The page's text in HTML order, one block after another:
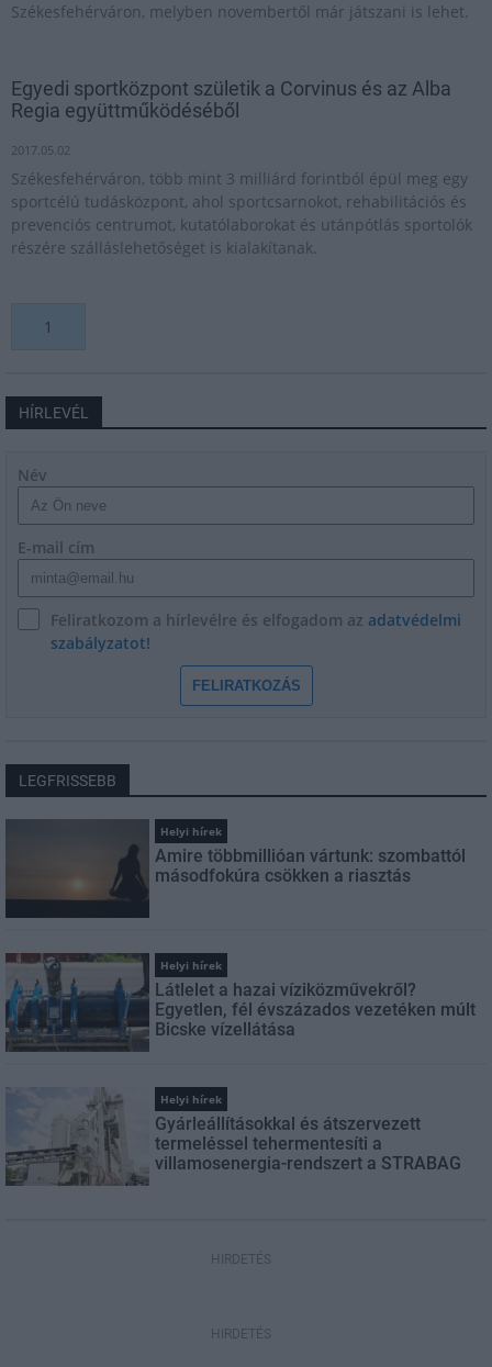
Székesfehérváron, melyben novembertől már játszani is lehet.
Egyedi sportközpont születik a Corvinus és az Alba
Regia együttműködéséből
2017.05.02
Székesfehérváron, több mint 3 milliárd forintból épül meg egy
sportcélú tudásközpont, ahol sportcsarnokot, rehabilitációs és
prevenciós centrumot, kutatólaborokat és utánpótlás sportolók
részére szálláslehetőséget is kialakítanak.
1
HÍRLEVÉL
Név
E-mail cím
Feliratkozom a hírlevélre és elfogadom az adatvédelmi
szabályzatot!
FELIRATKOZÁS
LEGFRISSEBB
Helyi hírek
Amire többmillióan vártunk: szombattól
másodfokúra csökken a riasztás
Helyi hírek
Látlelet a hazai víziközművekről?
Egyetlen, fél évszázados vezetéken múlt
Bicske vízellátása
Helyi hírek
Gyárleállításokkal és átszervezett
termeléssel tehermentesíti a
villamosenergia-rendszert a STRABAG
HIRDETÉS
HIRDETÉS